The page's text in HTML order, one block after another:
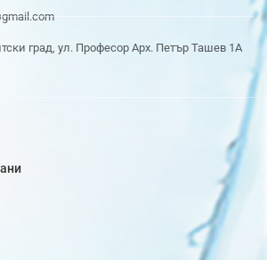
град, ул. Професор Арх. Петър Ташев 1А